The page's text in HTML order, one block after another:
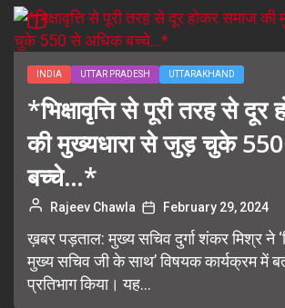
INDIA UTTAR PRADESH UTTARAKHAND
*भिक्षावृत्ति से पूरी तरह से
की मुख्यधारा से जुड़ चुके
बच्चे…*
Rajeev Chawla February 29, 2024
ख़बर पड़ताल: मुख्य सचिव दुर्गा शंकर मिश्र ने
मुख्य सचिव जी के साथ’ विषयक कार्यक्रम में
प्रतिभाग किया। यह...